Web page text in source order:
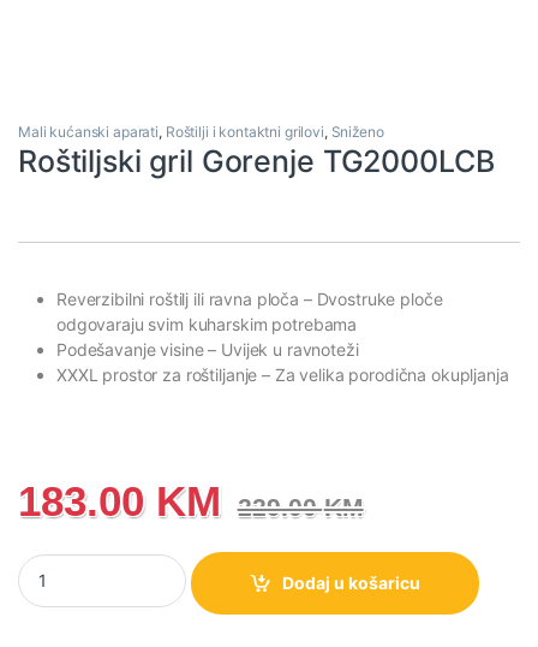
Mali kućanski aparati, Roštilji i kontaktni grilovi, Sniženo
Roštiljski gril Gorenje TG2000LCB
Reverzibilni roštilj ili ravna ploča – Dvostruke ploče
odgovaraju svim kuharskim potrebama
Podešavanje visine– Uvijek u ravnoteži
XXXL prostor za roštiljanje– Za velika porodična okupljanja
183.00 KM 229.00KM
Roštiljski gril Gorenje TG2000LCB količina
Dodaj u košaricu